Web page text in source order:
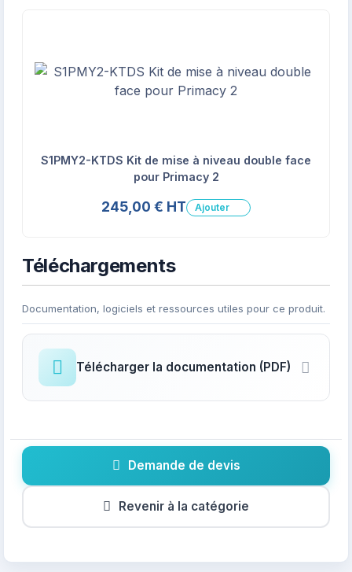
S1PMY2-KTDS Kit de mise à niveau double face
pour Primacy 2
245,00 € HT Ajouter
Téléchargements
Documentation, logiciels et ressources utiles pour ce produit.
Télécharger la documentation (PDF)
Demande de devis
Revenir à la catégorie